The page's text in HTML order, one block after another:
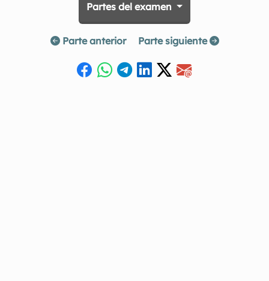
Partes del examen
Parte anterior Parte siguiente